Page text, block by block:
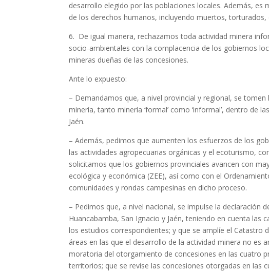
desarrollo elegido por las poblaciones locales. Además,
de los derechos humanos, incluyendo muertos,
6. De igual manera, rechazamos toda actividad minera
socio-ambientales con la complacencia de los gobiernos
mineras dueñas de las concesiones.
Ante lo expuesto:
– Demandamos que, a nivel provincial y regional, se
minería, tanto minería ‘formal’ como ‘informal’, dentro de
Jaén.
– Además, pedimos que aumenten los esfuerzos de los
las actividades agropecuarias orgánicas y el ecoturismo,
solicitamos que los gobiernos provinciales avancen con
ecológica y económica (ZEE), así como con el
comunidades y rondas campesinas en dicho proceso.
– Pedimos que, a nivel nacional, se impulse la declaración
Huancabamba, San Ignacio y Jaén, teniendo en cuenta
los estudios correspondientes; y que se amplíe el Catastro
áreas en las que el desarrollo de la actividad minera no es
moratoria del otorgamiento de concesiones en las cuatro
territorios; que se revise las concesiones otorgadas en las